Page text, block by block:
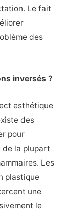
Le fait
des
inversés ?
esthétique
des
pour
de la plupart
Les
plastique
une
le